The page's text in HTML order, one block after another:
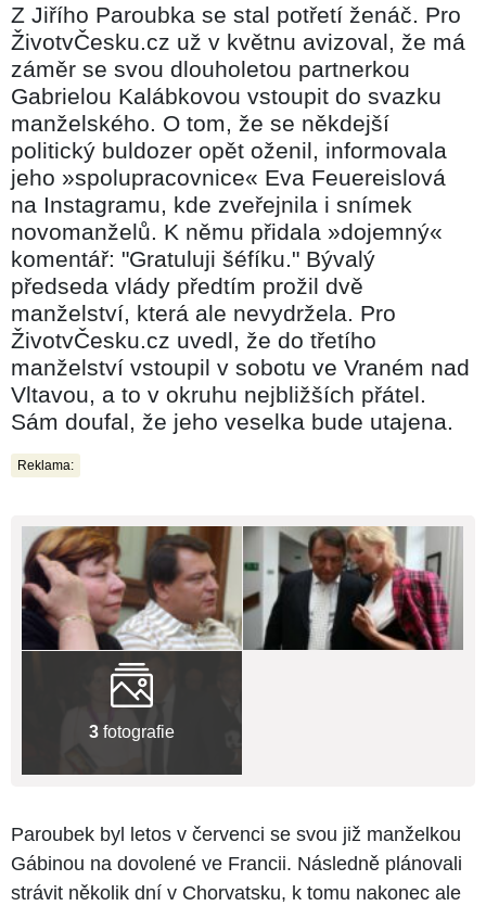
Z Jiřího Paroubka se stal potřetí ženáč. Pro
ŽivotvČesku.cz už v květnu avizoval, že má
záměr se svou dlouholetou partnerkou
Gabrielou Kalábkovou vstoupit do svazku
manželského. O tom, že se někdejší
politický buldozer opět oženil, informovala
jeho »spolupracovnice« Eva Feuereislová
na Instagramu, kde zveřejnila i snímek
novomanželů. K němu přidala »dojemný«
komentář: "Gratuluji šéfíku." Bývalý
předseda vlády předtím prožil dvě
manželství, která ale nevydržela. Pro
ŽivotvČesku.cz uvedl, že do třetího
manželství vstoupil v sobotu ve Vraném nad
Vltavou, a to v okruhu nejbližších přátel.
Sám doufal, že jeho veselka bude utajena.
Reklama:
3 fotografie
Paroubek byl letos v červenci se svou již manželkou
Gábinou na dovolené ve Francii. Následně plánovali
strávit několik dní v Chorvatsku, k tomu nakonec ale